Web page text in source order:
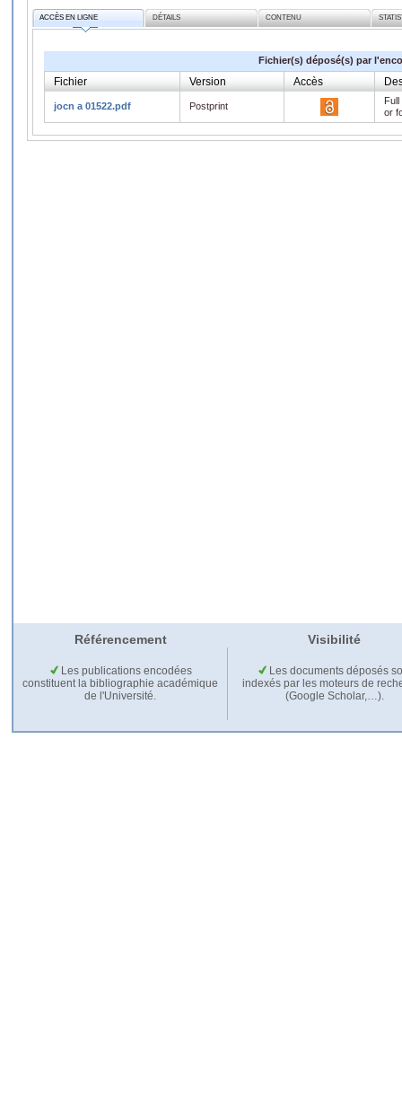
ACCÈS EN LIGNE DÉTAILS CONTENU
Fichier(s) déposé(s) par
Fichier Version Accès
jocn a 01522.pdf Postprint
or
Référencement Visibilité
Les publications encodées
constituent la bibliographie académique
de l'Université.
Les documents déposés
indexés par les moteurs de
(Google Scholar,…).